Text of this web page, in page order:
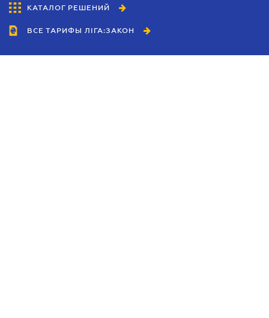
КАТАЛОГ РЕШЕНИЙ
ВСЕ ТАРИФЫ ЛІГА:ЗАКОН